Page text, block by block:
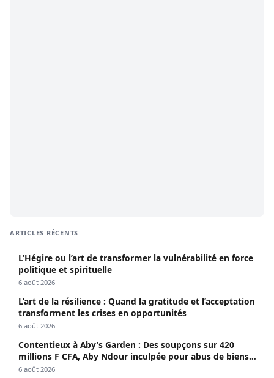
ARTICLES RÉCENTS
L’Hégire ou l’art de transformer la vulnérabilité en force
politique et spirituelle
6 août 2026
L’art de la résilience : Quand la gratitude et l’acceptation
transforment les crises en opportunités
6 août 2026
Contentieux à Aby’s Garden : Des soupçons sur 420
millions F CFA, Aby Ndour inculpée pour abus de biens
sociaux
6 août 2026